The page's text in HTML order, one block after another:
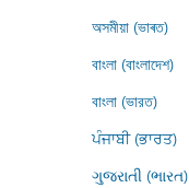
অসমীয়া (ভাৰত)
বাংলা (বাংলাদেশ)
বাংলা (ভারত)
ਪੰਜਾਬੀ (ਭਾਰਤ)
ગુજરાતી (ભારત)